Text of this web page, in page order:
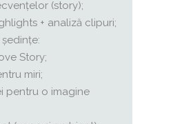
(story);
+ analiză clipuri;
Story;
miri;
pentru o imagine